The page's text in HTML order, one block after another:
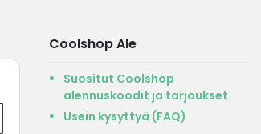
Coolshop Ale
Suositut Coolshop
alennuskoodit ja tarjoukset
Usein kysyttyä (FAQ)